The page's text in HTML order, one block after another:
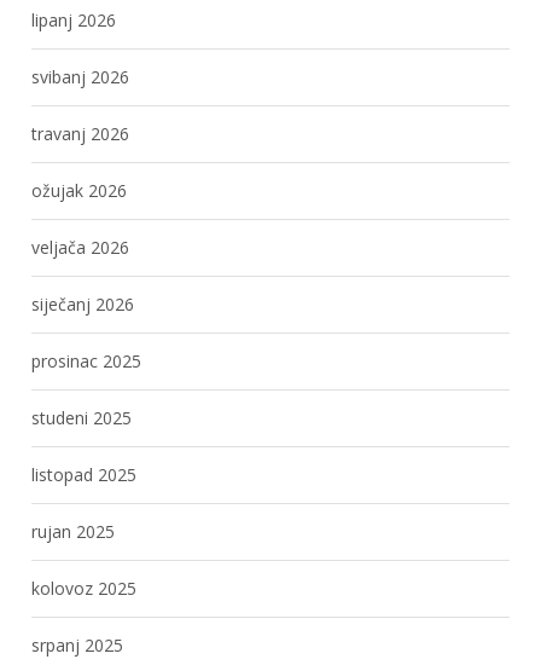
lipanj 2026
svibanj 2026
travanj 2026
ožujak 2026
veljača 2026
siječanj 2026
prosinac 2025
studeni 2025
listopad 2025
rujan 2025
kolovoz 2025
srpanj 2025